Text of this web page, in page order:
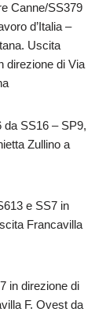
Canne/SS379
d’Italia –
Uscita
direzione di Via
da SS16 – SP9,
Zullino a
e SS7 in
Francavilla
in direzione di
F. Ovest da